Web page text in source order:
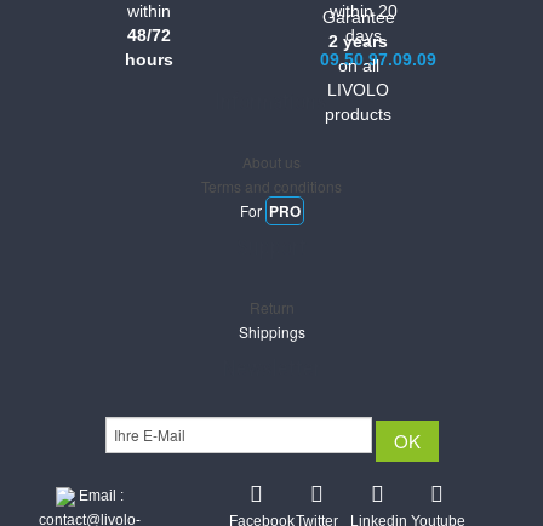
within
48/72
hours
within 20
days
09.50.97.09.09
Garantee
2 years
on all
LIVOLO
products
About us
Terms and conditions
For PRO
Return
Shippings
Email :
contact@livolo-
FacebookTwitter Linkedin Youtube